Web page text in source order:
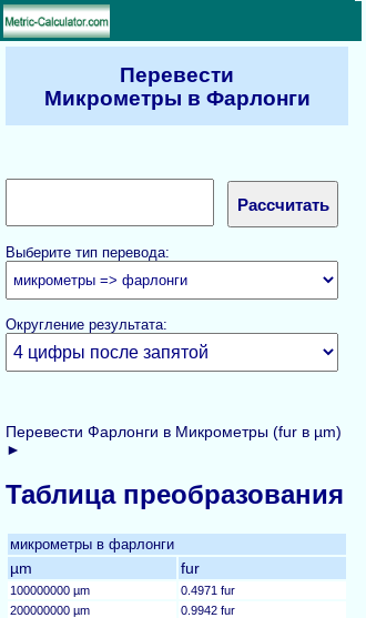
Перевести
Микрометры в Фарлонги
Выберите тип перевода:
Округление результата:
Перевести Фарлонги в Микрометры (fur в µm)
►
Таблица преобразования
микрометры в фарлонги
µm fur
100000000 µm
0.4971 fur
200000000 µm
0.9942 fur